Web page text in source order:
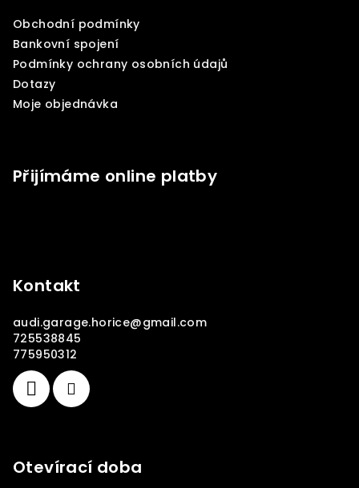
Obchodní podmínky
Bankovní spojení
Podmínky ochrany osobních údajů
Dotazy
Moje objednávka
Přijímáme online platby
Kontakt
audi.garage.horice@gmail.com
725538845
775950312
Otevírací doba